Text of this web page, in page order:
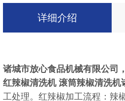
详细介绍
诸城市放心食品机械有限公司
红辣椒清洗机 滚筒辣椒清洗机
工处理。红辣椒加工流程：辣